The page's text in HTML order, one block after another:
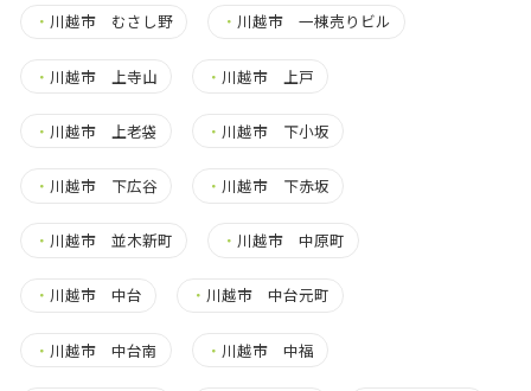
・ 川越市 むさし野 ・ 川越市 一棟売りビル
・ 川越市 上寺山 ・ 川越市 上戸
・ 川越市 上老袋 ・ 川越市 下小坂
・ 川越市 下広谷 ・ 川越市 下赤坂
・ 川越市 並木新町 ・ 川越市 中原町
・ 川越市 中台 ・ 川越市 中台元町
・ 川越市 中台南 ・ 川越市 中福